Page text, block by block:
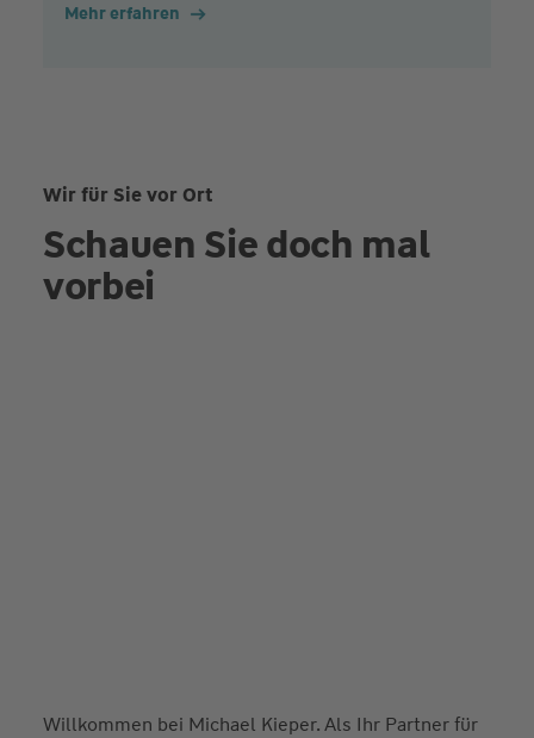
Mehr erfahren
Wir für Sie vor Ort
Schauen Sie doch mal
vorbei
Willkommen bei Michael Kieper. Als Ihr Partner für